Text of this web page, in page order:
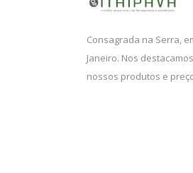
Consagrada na Serra,
Janeiro. Nos
nossos produtos e